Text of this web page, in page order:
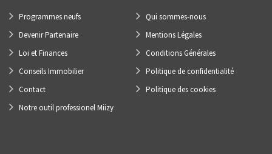
Programmes neufs
Devenir Partenaire
Loi et Finances
Conseils Immobilier
Contact
Notre outil professionel Miizy
Qui sommes-nous
Mentions Légales
Conditions Générales
Politique de confidentialité
Politique des cookies